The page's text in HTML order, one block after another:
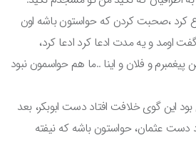
کرد ،صحبت کردن که حواستون باشه اون
اومد و یه مدت ادعا کرد ادعا کرد،
و فلان و اینا ..ما هم حواسمون نبود
این گوی خلافت افتاد دست ابوبکر، بعد
دست عثمان، حواستون باشه که نیفته